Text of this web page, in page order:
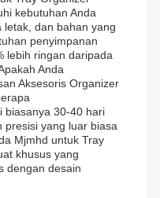
kebutuhan Anda
dan bahan yang
penyimpanan
lebih ringan daripada
Anda
Aksesoris Organizer
biasanya 30-40 hari
presisi yang luar biasa
Mjmhd untuk Tray
khusus yang
dengan desain